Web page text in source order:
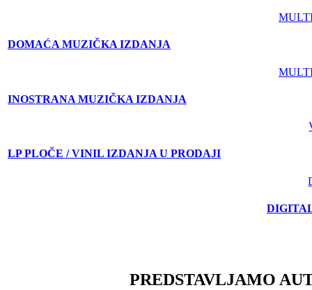
DOMAĆA MUZIČKA IZDANJA
INOSTRANA MUZIČKA IZDANJA
LP PLOČE / VINIL IZDANJA U PRODAJI
PREDSTAVLJAMO